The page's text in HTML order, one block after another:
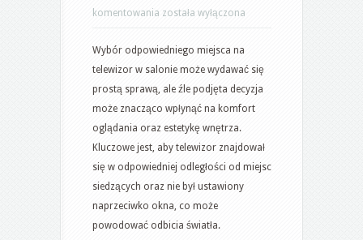
komentowania Telewizor
salonie:
jak
wybrać
miejsce
wysokość,
by
zapewnić
komfort
i
została wyłączona
Wybór odpowiedniego miejsca na
telewizor w salonie może wydawać się
prostą sprawą, ale źle podjęta decyzja
może znacząco wpłynąć na komfort
oglądania oraz estetykę wnętrza.
Kluczowe jest, aby telewizor znajdował
się w odpowiedniej odległości od miejsc
siedzących oraz nie był ustawiony
naprzeciwko okna, co może
powodować odbicia światła.